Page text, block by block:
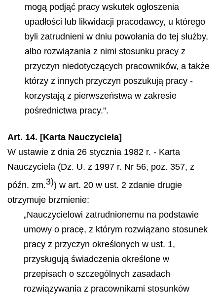
mogą podjąć pracy wskutek ogłoszenia
upadłości lub likwidacji pracodawcy, u którego
byli zatrudnieni w dniu powołania do tej służby,
albo rozwiązania z nimi stosunku pracy z
przyczyn niedotyczących pracowników, a także
którzy z innych przyczyn poszukują pracy -
korzystają z pierwszeństwa w zakresie
pośrednictwa pracy.”.
Art. 14. [Karta Nauczyciela]
W ustawie z dnia 26 stycznia 1982 r. - Karta
Nauczyciela (Dz. U. z 1997 r. Nr 56, poz. 357, z
późn. zm.3)) w art. 20 w ust. 2 zdanie drugie
otrzymuje brzmienie:
„Nauczycielowi zatrudnionemu na podstawie
umowy o pracę, z którym rozwiązano stosunek
pracy z przyczyn określonych w ust. 1,
przysługują świadczenia określone w
przepisach o szczególnych zasadach
rozwiązywania z pracownikami stosunków